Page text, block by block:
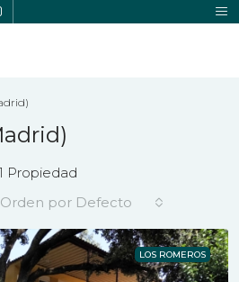
Propiedad
Orden por Defecto
LOS ROMEROS